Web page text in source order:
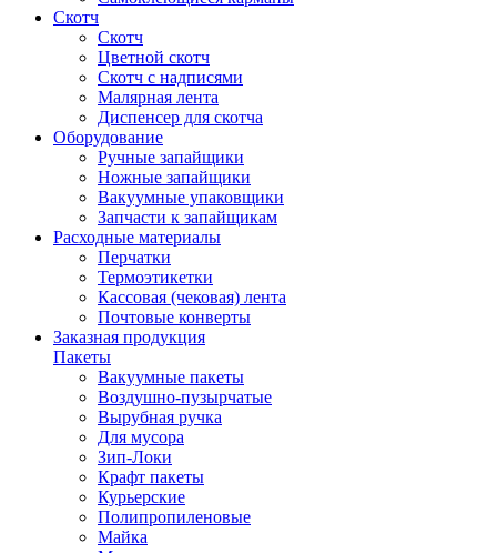
Скотч
Скотч
Цветной скотч
Скотч с надписями
Малярная лента
Диспенсер для скотча
Оборудование
Ручные запайщики
Ножные запайщики
Вакуумные упаковщики
Запчасти к запайщикам
Расходные материалы
Перчатки
Термоэтикетки
Кассовая (чековая) лента
Почтовые конверты
Заказная продукция
Пакеты
Вакуумные пакеты
Воздушно-пузырчатые
Вырубная ручка
Для мусора
Зип-Локи
Крафт пакеты
Курьерские
Полипропиленовые
Майка